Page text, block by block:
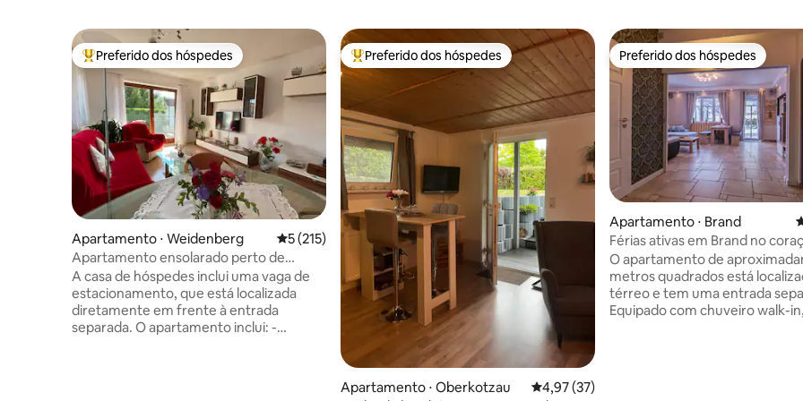
Entre os melhores preferidos dos hóspedes
Preferido dos hóspedes
Apartamento ⋅ Weidenberg 5 de uma avaliação média de 5, 215 avaliações
5 (215)
Apartamento ensolarado perto de
Bayreuth
A casa de hóspedes inclui uma vaga de
estacionamento, que está localizada
diretamente em frente à entrada
separada. O apartamento inclui: -
Entre os melhores preferidos dos hóspedes
Preferido dos hóspedes
Apartamento ⋅ Oberkotzau 4,97 de uma avaliação média de 5, 37
4,97 (37)
Preferido dos hóspedes
Preferido dos hóspedes
Apartamento ⋅ Brand
Férias ativas em Brand no
Fichtelgebirge
O apartamento de
metros quadrados está
térreo e tem uma entrada
Equipado com chuveiro walk-